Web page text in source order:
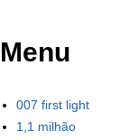
Menu
007 first light
1,1 milhão